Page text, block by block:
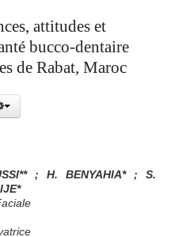
attitudes et
bucco-dentaire
de Rabat, Maroc
; H. BENYAHIA* ; S.